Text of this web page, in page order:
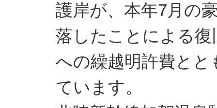
護岸が、本年7月の
落したことによる復
への繰越明許費とと
ています。